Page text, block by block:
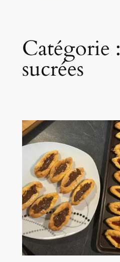
Catégorie :
sucrées